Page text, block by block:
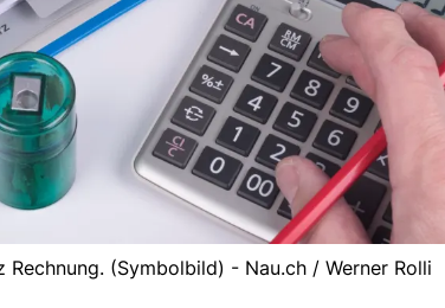
Rechnung. (Symbolbild) - Nau.ch / Werner Rolli